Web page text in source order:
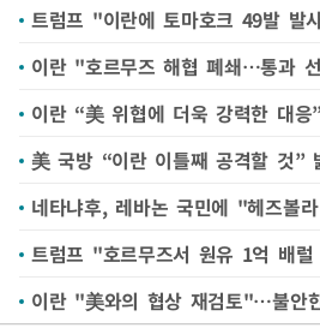
트럼프 "이란에 토마호크 49발 발
이란 "호르무즈 해협 폐쇄…통과
트럼프 "호르무즈서 원유 1억 배
이란 "美와의 협상 재검토"…불안